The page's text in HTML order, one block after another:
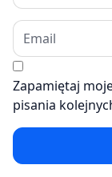
Zapamiętaj
pisania